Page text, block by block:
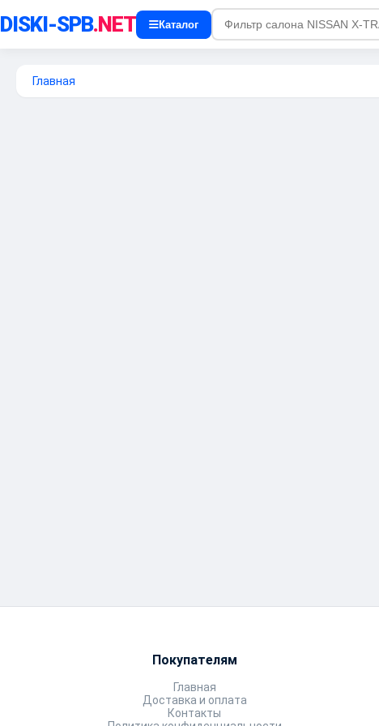
DISKI-SPB.NET Каталог
Главная
Покупателям
Главная
Доставка и оплата
Контакты